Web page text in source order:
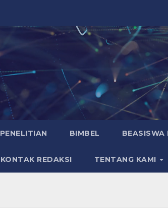
PENELITIAN BIMBEL BEASISWA
KONTAK REDAKSI TENTANG KAMI